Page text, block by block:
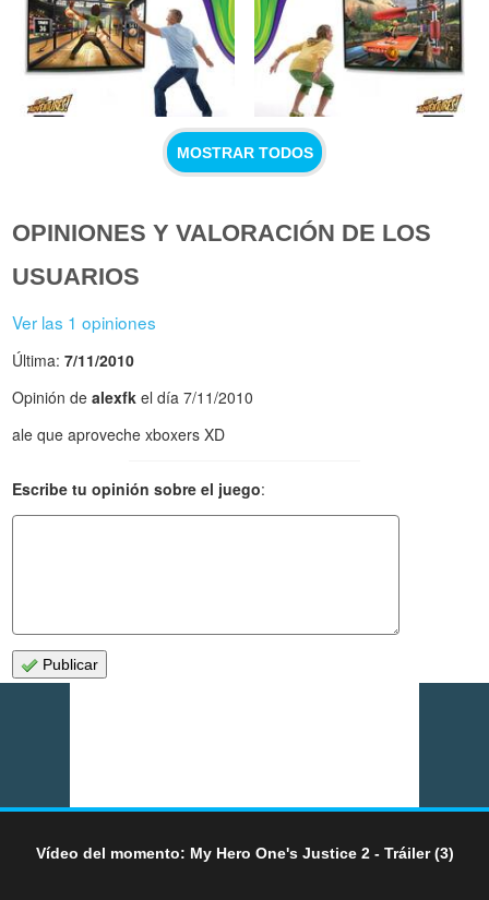
MOSTRAR TODOS
OPINIONES Y VALORACIÓN DE LOS
USUARIOS
Ver las 1 opiniones
Última:7/11/2010
Opinión dealexfk el día 7/11/2010
ale que aproveche xboxers XD
Escribe tu opinión sobre el juego:
Publicar
Vídeo del momento: My Hero One's Justice 2 - Tráiler (3)